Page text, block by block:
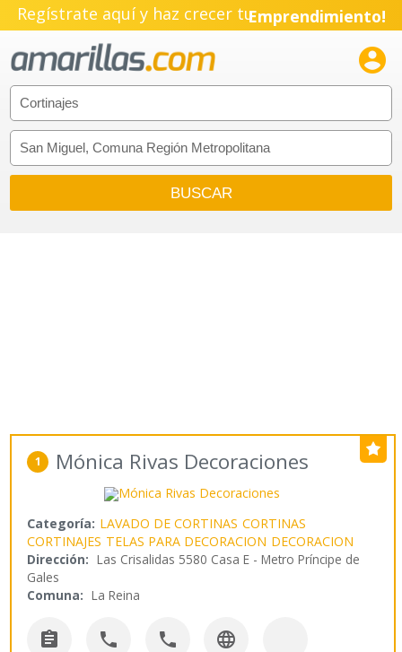
Regístrate aquí y haz crecer tuEmprendimiento!

1 Mónica Rivas Decoraciones
Categoría: LAVADO DE CORTINAS CORTINAS
CORTINAJES TELAS PARA DECORACION DECORACION
Dirección: Las Crisalidas 5580 Casa E - Metro Príncipe de
Gales
Comuna: La Reina
   